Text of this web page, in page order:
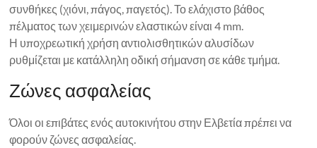
συνθήκες (χιόνι, πάγος, παγετός). Το ελάχιστο βάθος
πέλματος των χειμερινών ελαστικών είναι 4 mm.
Η υποχρεωτική χρήση αντιολισθητικών αλυσίδων
ρυθμίζεται με κατάλληλη οδική σήμανση σε κάθε τμήμα.
Ζώνες ασφαλείας
Όλοι οι επιβάτες ενός αυτοκινήτου στην Ελβετία πρέπει να
φορούν ζώνες ασφαλείας.